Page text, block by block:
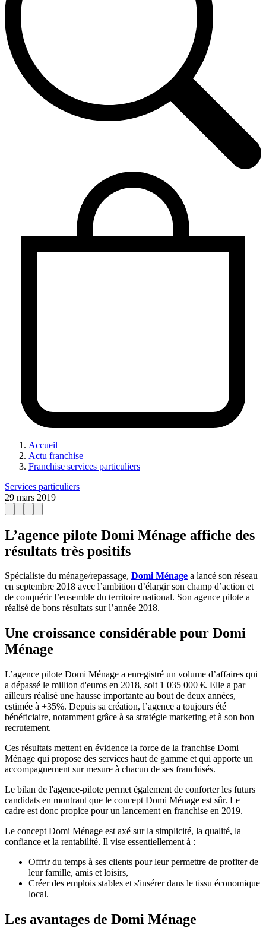
Accueil
Actu franchise
Franchise services particuliers
Services particuliers
29 mars 2019
L’agence pilote Domi Ménage affiche des
résultats très positifs
Spécialiste du ménage/repassage, Domi Ménage a lancé son réseau
en septembre 2018 avec l’ambition d’élargir son champ d’action et
de conquérir l’ensemble du territoire national. Son agence pilote a
réalisé de bons résultats sur l’année 2018.
Une croissance considérable pour Domi
Ménage
L’agence pilote Domi Ménage a enregistré un volume d’affaires qui
a dépassé le million d'euros en 2018, soit 1 035 000 €. Elle a par
ailleurs réalisé une hausse importante au bout de deux années,
estimée à +35%. Depuis sa création, l’agence a toujours été
bénéficiaire, notamment grâce à sa stratégie marketing et à son bon
recrutement.
Ces résultats mettent en évidence la force de la franchise Domi
Ménage qui propose des services haut de gamme et qui apporte un
accompagnement sur mesure à chacun de ses franchisés.
Le bilan de l'agence-pilote permet également de conforter les futurs
candidats en montrant que le concept Domi Ménage est sûr. Le
cadre est donc propice pour un lancement en franchise en 2019.
Le concept Domi Ménage est axé sur la simplicité, la qualité, la
confiance et la rentabilité. Il vise essentiellement à :
Offrir du temps à ses clients pour leur permettre de profiter de
leur famille, amis et loisirs,
Créer des emplois stables et s'insérer dans le tissu économique
local.
Les avantages de Domi Ménage